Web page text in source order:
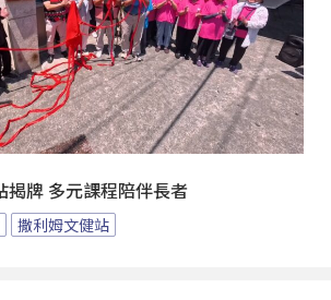
揭牌 多元課程陪伴長者
撒利姆文健站